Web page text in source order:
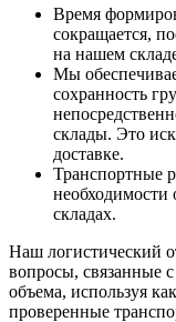
Время
сокращается,
на нашем
Мы
сохранность
склады. Это
доставке.
Транспортные
необходимости
складах.
Наш логистический
вопросы, связанные
объема, используя
проверенные